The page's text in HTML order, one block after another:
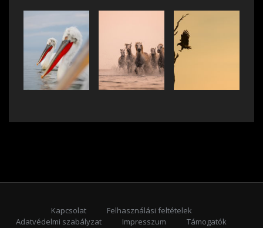
Kapcsolat
Felhasználási feltételek
Adatvédelmi szabályzat
Impresszum Támogatók